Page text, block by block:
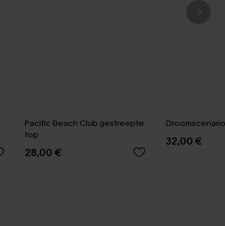
Pacific Beach Club gestreepte
top
28,00 €
32,00 €